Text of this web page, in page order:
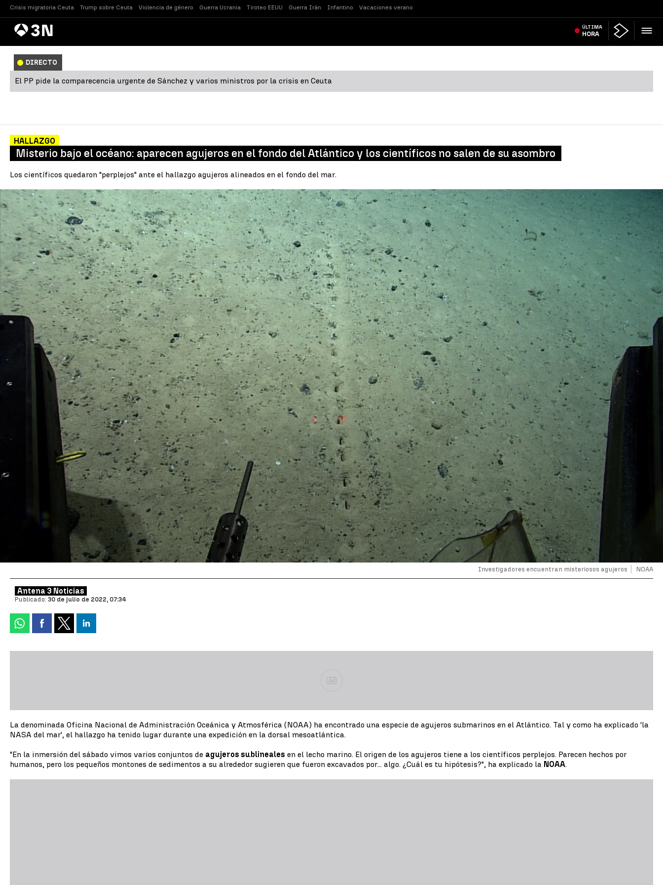
Crisis migratoria Ceuta Trump sobre Ceuta Violencia de género Guerra Ucrania Tiroteo EEUU Guerra Irán Infantino Vacaciones verano
AntenaNoticias ÚLTIMA
HORA
DIRECTO
El PP pide la comparecencia urgente de Sánchez y varios ministros por la crisis en Ceuta
HALLAZGO
Misterio bajo el océano: aparecen agujeros en el fondo del Atlántico y los científicos no salen de su asombro
Los científicos quedaron "perplejos" ante el hallazgo agujeros alineados en el fondo del mar.
Investigadores encuentran misteriosos agujeros NOAA
Antena 3 Noticias
Publicado: 30 de julio de 2022, 07:34
Ad
La denominada Oficina Nacional de Administración Oceánica y Atmosférica (NOAA) ha encontrado una especie de agujeros submarinos en el Atlántico. Tal y como ha explicado 'la
NASA del mar', el hallazgo ha tenido lugar durante una expedición en la dorsal mesoatlántica.
"En la inmersión del sábado vimos varios conjuntos de agujeros sublineales en el lecho marino. El origen de los agujeros tiene a los científicos perplejos. Parecen hechos por
humanos, pero los pequeños montones de sedimentos a su alrededor sugieren que fueron excavados por... algo. ¿Cuál es tu hipótesis?", ha explicado la NOAA.